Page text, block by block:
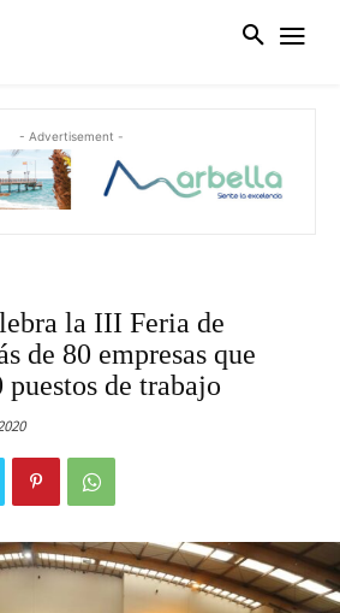
- Advertisement -
la III Feria de
de 80 empresas que
de trabajo